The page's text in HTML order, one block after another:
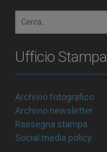
Ufficio Stampa
Archivio fotografico
Archivio newsletter
Rassegna stampa
Social media policy